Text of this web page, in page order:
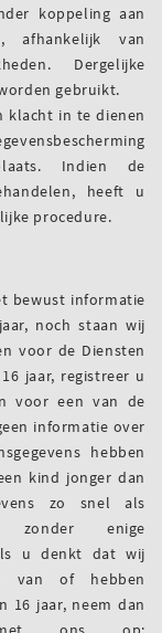
koppeling aan
afhankelijk van
Dergelijke
gebruikt.
klacht in te dienen
Indien de
heeft u
procedure.
bewust informatie
noch staan wij
voor de Diensten
jaar, registreer u
voor een van de
informatie over
hebben
kind jonger dan
zo snel als
zonder enige
u denkt dat wij
van of hebben
16 jaar, neem dan